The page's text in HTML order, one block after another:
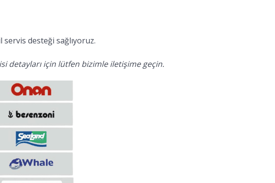
desteği sağlıyoruz.
detayları için lütfen bizimle iletişime geçin.